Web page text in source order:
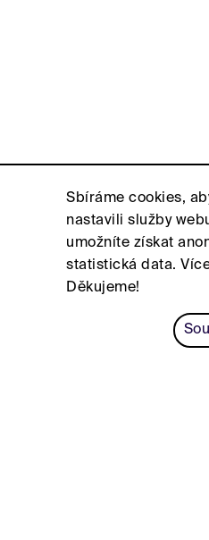
Sbíráme cookies,
nastavili služby
umožníte získat
statistická data.
Děkujeme!